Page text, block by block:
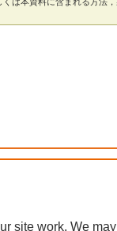
私的利用及び別途規定さ
site work. We